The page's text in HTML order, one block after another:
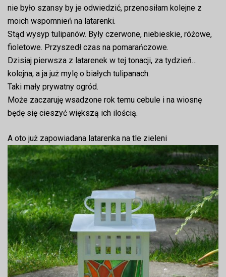
nie było szansy by je odwiedzić, przenosiłam kolejne z
moich wspomnień na latarenki.
Stąd wysyp tulipanów. Były czerwone, niebieskie, różowe,
fioletowe. Przyszedł czas na pomarańczowe.
Dzisiaj pierwsza z latarenek w tej tonacji, za tydzień…
kolejna, a ja już mylę o białych tulipanach.
Taki mały prywatny ogród.
Może zaczaruję wsadzone rok temu cebule i na wiosnę
będę się cieszyć większą ich ilością.
A oto już zapowiadana latarenka na tle zieleni